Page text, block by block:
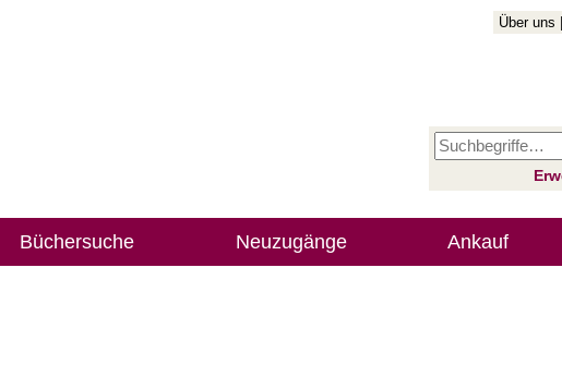
Über uns
Büchersuche Neuzugänge Ankauf